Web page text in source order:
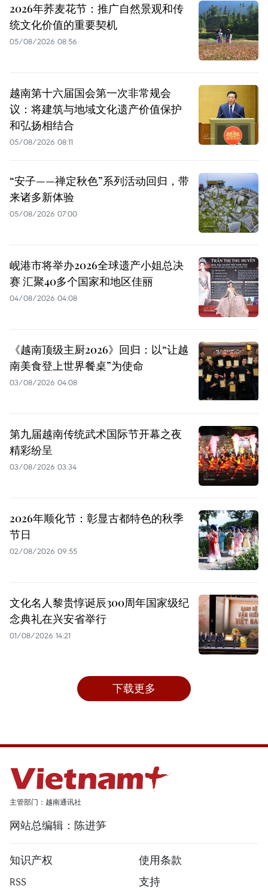
2026年荞麦花节：推广自然景观和传
统文化价值的重要契机
05/08/2026 08:56
越南第十六届国会第一次非常规会
议：将建筑与地域文化遗产价值保护
和弘扬相结合
05/08/2026 08:11
“安子——禅定秋色”系列活动回归，带
来诸多新体验
05/08/2026 07:00
岘港市将举办2026全球遗产小姐总决
赛 汇聚40多个国家和地区佳丽
04/08/2026 04:08
《越南顶级主厨2026》回归：以“让越
南美食登上世界餐桌”为使命
03/08/2026 04:08
第九届越南传统武术国际节开幕之夜
精彩纷呈
03/08/2026 03:34
2026年顺化节：彰显古都特色的秋季
节日
02/08/2026 09:55
文化名人黎贵惇诞辰300周年国家级纪
念典礼在兴安省举行
01/08/2026 14:21
下载更多
主管部门：越南通讯社
网站总编辑：陈进笋
知识产权
使用条款
RSS
支持